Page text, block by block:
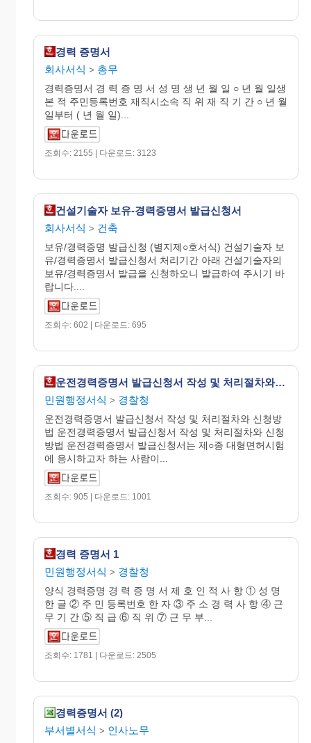
경력 증명서
회사서식 > 총무
경력증명서 경 력 증 명 서 성 명 생 년 월 일 ○ 년 월 일생
본 적 주민등록번호 재직시소속 직 위 재 직 기 간 ○ 년 월
일부터 ( 년 월 일)...
조회수: 2155 | 다운로드: 3123
건설기술자 보유-경력증명서 발급신청서
회사서식 > 건축
보유/경력증명 발급신청 (별지제○호서식) 건설기술자 보
유/경력증명서 발급신청서 처리기간 아래 건설기술자의
보유/경력증명서 발급을 신청하오니 발급하여 주시기 바
랍니다....
조회수: 602 | 다운로드: 695
운전경력증명서 발급신청서 작성 및 처리절차와 신청방법
민원행정서식 > 경찰청
운전경력증명서 발급신청서 작성 및 처리절차와 신청방
법 운전경력증명서 발급신청서 작성 및 처리절차와 신청
방법 운전경력증명서 발급신청서는 제○종 대형면허시험
에 응시하고자 하는 사람이...
조회수: 905 | 다운로드: 1001
경력 증명서 1
민원행정서식 > 경찰청
양식 경력증명 경 력 증 명 서 제 호 인 적 사 항 ① 성 명
한 글 ② 주 민 등록번호 한 자 ③ 주 소 경 력 사 항 ④ 근
무 기 간 ⑤ 직 급 ⑥ 직 위 ⑦ 근 무 부...
조회수: 1781 | 다운로드: 2505
경력증명서 (2)
부서별서식 > 인사노무